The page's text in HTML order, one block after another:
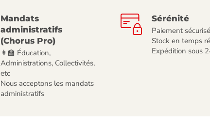
Mandats
administratifs
(Chorus Pro)
👩‍🏫 Éducation,
Administrations, Collectivités,
etc
Nous acceptons les mandats
administratifs
Sérénité
Paiement sécurisé
Stock en temps
Expédition sous